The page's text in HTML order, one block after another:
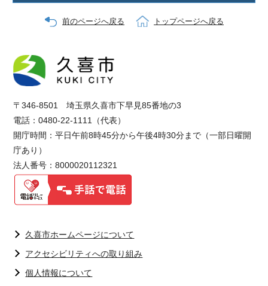
前のページへ戻る トップページへ戻る
〒346-8501 埼玉県久喜市下早見85番地の3
電話：0480-22-1111（代表）
開庁時間：平日午前8時45分から午後4時30分まで（一部日曜開
庁あり）
法人番号：8000020112321
久喜市ホームページについて
アクセシビリティへの取り組み
個人情報について